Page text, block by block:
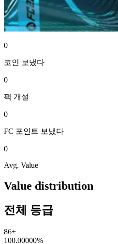
0
코인 보냈다
0
팩 개설
0
FC 포인트 보냈다
0
Avg. Value
Value distribution
전체 등급
86+
100.00000%